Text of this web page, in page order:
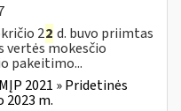
22 d. buvo priimtas
vertės mokesčio
pakeitimo...
MĮP 2021 » Pridetinės
m.